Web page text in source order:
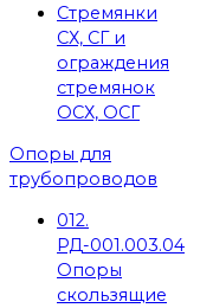
Стремянки
СХ, СГ и
ограждения
стремянок
ОСХ, ОСГ
Опоры для
трубопроводов
012.
РД-001.003.04
Опоры
скользящие